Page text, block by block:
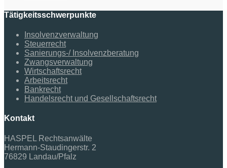
Tätigkeitsschwerpunkte
Insolvenzverwaltung
Steuerrecht
Sanierungs-/ Insolvenzberatung
Zwangsverwaltung
Wirtschaftsrecht
Arbeitsrecht
Bankrecht
Handelsrecht und Gesellschaftsrecht
Kontakt
HASPEL Rechtsanwälte
Hermann-Staudingerstr. 2
76829 Landau/Pfalz